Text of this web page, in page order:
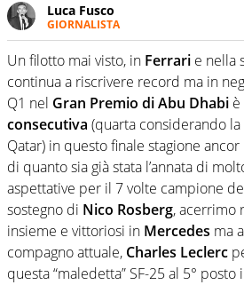
Luca Fusco
GIORNALISTA
Giornalista multimediale.
lui sgasa, impenna, derapa. E
sul podio
Un filotto mai visto, in Ferrari e nella
continua a riscrivere record ma in
Q1 nel Gran Premio di Abu Dhabi è
consecutiva (quarta considerando
Qatar) in questo finale stagione
di quanto sia già stata l’annata di
aspettative per il 7 volte campione
sostegno di Nico Rosberg, acerrimo
insieme e vittoriosi in Mercedes ma
compagno attuale, Charles Leclerc
questa “maledetta” SF-25 al 5° posto